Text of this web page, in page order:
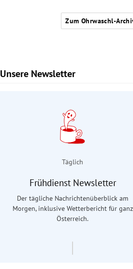
Zum Ohrwaschl-
Unsere Newsletter
Slide 1 von 9
Täglich
Frühdienst Newsletter
Der tägliche Nachrichtenüberblick am
Morgen, inklusive Wetterbericht für ganz
Österreich.